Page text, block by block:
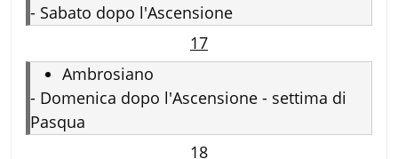
- Sabato dopo l'Ascensione
17
Ambrosiano
- Domenica dopo l'Ascensione - settima di
Pasqua
18